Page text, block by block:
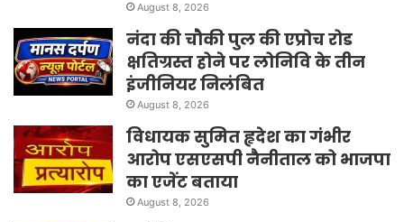
August 8, 2026
नंदा की चौकी पुल की एप्रोच रोड
क्षतिग्रस्त होने पर लोनिवि के तीन
इंजीनियर निलंबित
August 8, 2026
विधायक सुमित हृदेश का गंभीर
आरोप एसएसपी नैनीताल को भाजपा
का एजेंट बताया
August 8, 2026